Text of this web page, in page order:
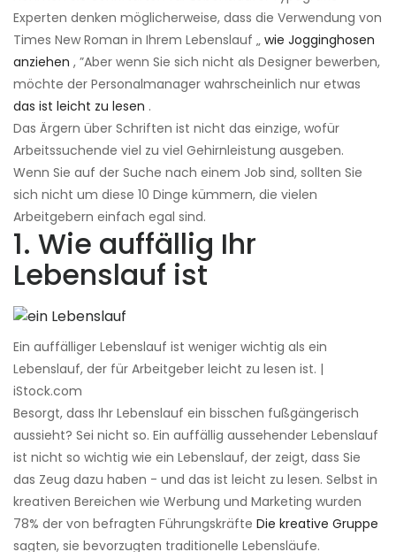
Experten denken möglicherweise, dass die Verwendung von
Times New Roman in Ihrem Lebenslauf „ wie Jogginghosen
anziehen , ”Aber wenn Sie sich nicht als Designer bewerben,
möchte der Personalmanager wahrscheinlich nur etwas
das ist leicht zu lesen .
Das Ärgern über Schriften ist nicht das einzige, wofür
Arbeitssuchende viel zu viel Gehirnleistung ausgeben.
Wenn Sie auf der Suche nach einem Job sind, sollten Sie
sich nicht um diese 10 Dinge kümmern, die vielen
Arbeitgebern einfach egal sind.
1. Wie auffällig Ihr
Lebenslauf ist
Ein auffälliger Lebenslauf ist weniger wichtig als ein
Lebenslauf, der für Arbeitgeber leicht zu lesen ist. |
iStock.com
Besorgt, dass Ihr Lebenslauf ein bisschen fußgängerisch
aussieht? Sei nicht so. Ein auffällig aussehender Lebenslauf
ist nicht so wichtig wie ein Lebenslauf, der zeigt, dass Sie
das Zeug dazu haben - und das ist leicht zu lesen. Selbst in
kreativen Bereichen wie Werbung und Marketing wurden
78% der von befragten Führungskräfte Die kreative Gruppe
sagten, sie bevorzugten traditionelle Lebensläufe.